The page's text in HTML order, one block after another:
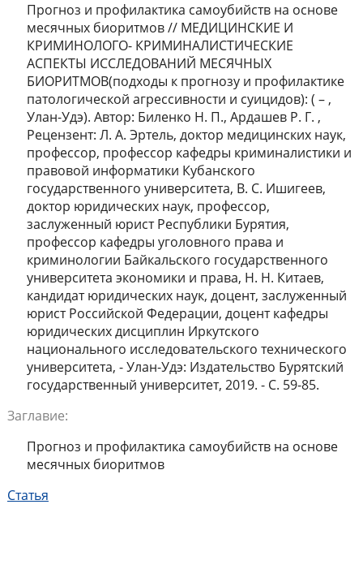
Прогноз и профилактика самоубийств на основе
месячных биоритмов // МЕДИЦИНСКИЕ И
КРИМИНОЛОГО- КРИМИНАЛИСТИЧЕСКИЕ
АСПЕКТЫ ИССЛЕДОВАНИЙ МЕСЯЧНЫХ
БИОРИТМОВ(подходы к прогнозу и профилактике
патологической агрессивности и суицидов): ( – ,
Улан-Удэ). Автор: Биленко Н. П., Ардашев Р. Г. ,
Рецензент: Л. А. Эртель, доктор медицинских наук,
профессор, профессор кафедры криминалистики и
правовой информатики Кубанского
государственного университета, В. С. Ишигеев,
доктор юридических наук, профессор,
заслуженный юрист Республики Бурятия,
профессор кафедры уголовного права и
криминологии Байкальского государственного
университета экономики и права, Н. Н. Китаев,
кандидат юридических наук, доцент, заслуженный
юрист Российской Федерации, доцент кафедры
юридических дисциплин Иркутского
национального исследовательского технического
университета, - Улан-Удэ: Издательство Бурятский
государственный университет, 2019. - С. 59-85.
Заглавие:
Прогноз и профилактика самоубийств на основе
месячных биоритмов
Статья